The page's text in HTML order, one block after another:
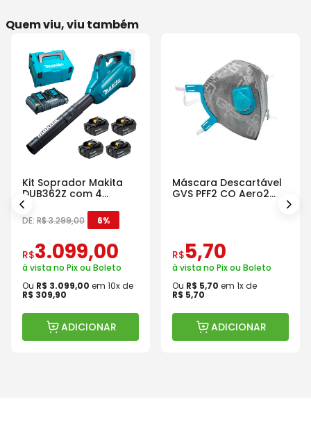
Quem viu, viu também
Kit Soprador Makita
DUB362Z com 4
Baterias Carregador e
Maleta
DE: R$3.299,00 6%
R$3.099,00
à vista no Pix ou Boleto
Ou R$ 3.099,00 em 10x de
R$ 309,90
ADICIONAR
Máscara Descartável
GVS PFF2 CO Aero2
R$5,70
à vista no Pix ou Boleto
Ou R$ 5,70 em 1x de
R$ 5,70
ADICIONAR